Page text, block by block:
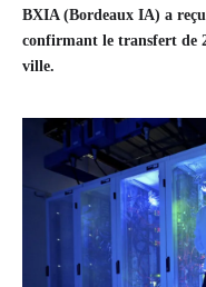
BXIA (Bordeaux IA) a
confirmant le transfert de
ville.